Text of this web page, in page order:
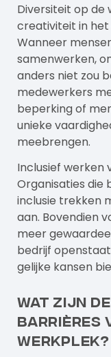
Diversiteit op
creativiteit in
Wanneer
samenwerken,
anders niet zou
medewerkers
beperking of
unieke
meebrengen.
Inclusief werken
Organisaties die
inclusie trekken
aan. Bovendien
meer
bedrijf
gelijke kansen
Wat zijn
barrières
werkplek?